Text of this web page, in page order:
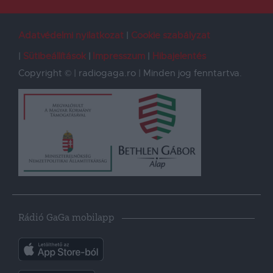
Adatvédelmi nyilatkozat
Cookie szabályzat
Sütibeállítások
Impresszum
Hibajelentés
Copyright © | radiogaga.ro | Minden jog fenntartva.
Rádió GaGa mobilapp